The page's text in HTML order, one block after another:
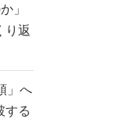
」
り返
」へ
する